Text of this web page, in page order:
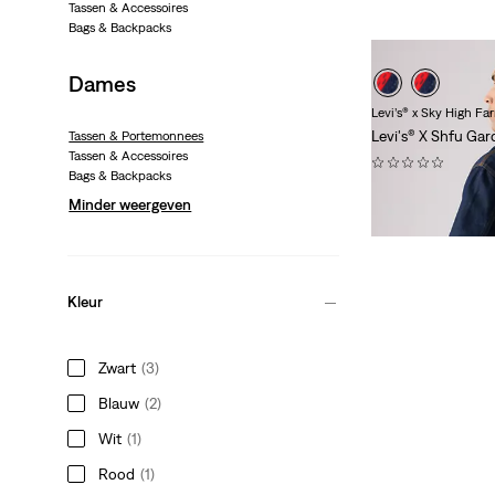
Tassen & Accessoires
Bags & Backpacks
Dames
Tassen & Portemonnees
Tassen & Accessoires
Bags & Backpacks
Minder weergeven
Kleur
Zwart (3)
Blauw (2)
Wit (1)
Rood (1)
Levi’s® x Sky High
Levi's® X Shfu
Alleen voor